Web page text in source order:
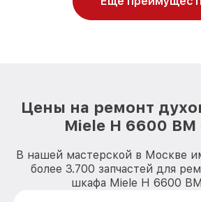
Цены на ремонт
Miele H 6600 BM
В нашей мастерской в Москве
более 3.700 запчастей для
шкафа Miele H 6600